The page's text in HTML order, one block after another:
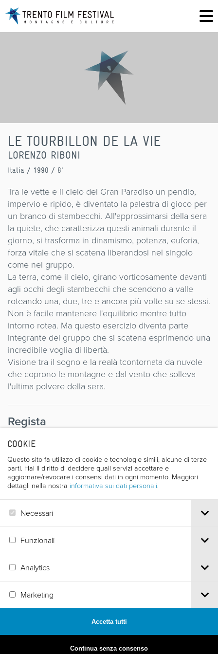
COOKIE
Questo sito fa utilizzo di cookie e tecnologie simili, alcune di terze
parti. Hai il diritto di decidere quali servizi accettare e
aggiornare/revocare i consensi dati in ogni momento. Maggiori
dettagli nella nostra informativa sui dati personali.
Necessari
Funzionali
Analytics
Marketing
Accetta tutti
Continua senza consenso
LE TOURBILLON DE LA VIE
LORENZO RIBONI
Italia / 1990 / 8'
Tra le vette e il cielo del Gran Paradiso un pendio,
impervio e ripido, è diventato la palestra di gioco per
un branco di stambecchi. All'approssimarsi della sera
la quiete, che caratterizza questi animali durante il
giorno, si trasforma in dinamismo, potenza, euforia,
forza vitale che si scatena liberandosi nel singolo
come nel gruppo.
La terra, come il cielo, girano vorticosamente davanti
agli occhi degli stambecchi che scendono a valle
roteando una, due, tre e ancora più volte su se stessi.
Non è facile mantenere l'equilibrio mentre tutto
intorno rotea. Ma questo esercizio diventa parte
integrante del gruppo che si scatena esprimendo una
incredibile voglia di libertà.
Visione tra il sogno e la realà tcontornata da nuvole
che coprono le montagne e dal vento che solleva
l'ultima polvere della sera.
Regista
LORENZO RIBONI
Tel.+39 0461 986120